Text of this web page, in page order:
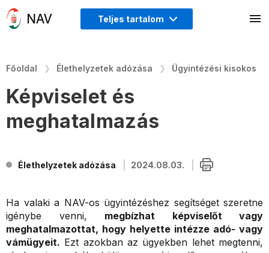
Teljes tartalom
Főoldal Élethelyzetek adózása Ügyintézési kisokos
Képviselet és
meghatalmazás
Élethelyzetek adózása 2024.08.03.
Ha valaki a NAV-os ügyintézéshez segítséget szeretne
igénybe venni, megbízhat képviselőt vagy
meghatalmazottat, hogy helyette intézze adó- vagy
vámügyeit. Ezt azokban az ügyekben lehet megtenni,